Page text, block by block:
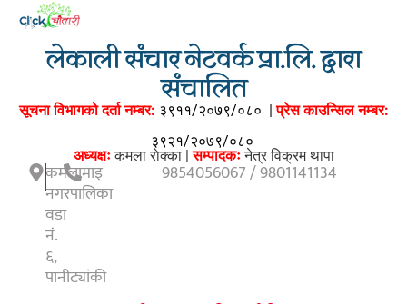
लेकाली संचार नेटवर्क प्रा.लि. द्वारा
संचालित
सूचना विभागको दर्ता नम्बर: ३९११/२०७९/०८० |प्रेस काउन्सिल नम्बर:
३९२१/२०७९/०८०
अध्यक्षःकमला राेक्का |सम्पादकःनेत्र विक्रम थापा
कमलामाइ
नगरपालिका
वडा
नं.
६,
पानीट्यांकी
9854056067 / 9801141134